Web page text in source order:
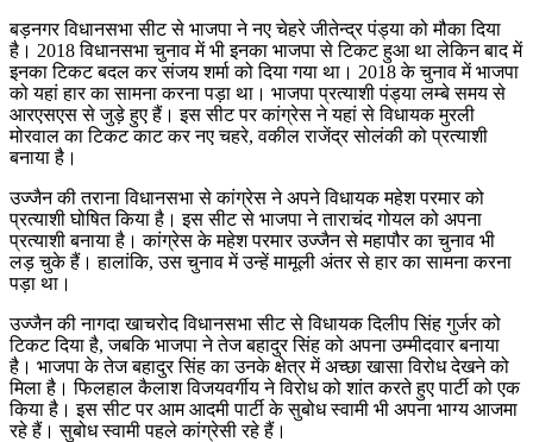
बड़नगर विधानसभा सीट से भाजपा ने नए चेहरे जीतेन्द्र पंड्या को मौका दिया
है। 2018 विधानसभा चुनाव में भी इनका भाजपा से टिकट हुआ था लेकिन बाद में
इनका टिकट बदल कर संजय शर्मा को दिया गया था। 2018 के चुनाव में भाजपा
को यहां हार का सामना करना पड़ा था। भाजपा प्रत्याशी पंड्या लम्बे समय से
आरएसएस से जुड़े हुए हैं। इस सीट पर कांग्रेस ने यहां से विधायक मुरली
मोरवाल का टिकट काट कर नए चहरे, वकील राजेंद्र सोलंकी को प्रत्याशी
बनाया है।
उज्जैन की तराना विधानसभा से कांग्रेस ने अपने विधायक महेश परमार को
प्रत्याशी घोषित किया है। इस सीट से भाजपा ने ताराचंद गोयल को अपना
प्रत्याशी बनाया है। कांग्रेस के महेश परमार उज्जैन से महापौर का चुनाव भी
लड़ चुके हैं। हालांकि, उस चुनाव में उन्हें मामूली अंतर से हार का सामना करना
पड़ा था।
उज्जैन की नागदा खाचरोद विधानसभा सीट से विधायक दिलीप सिंह गुर्जर को
टिकट दिया है, जबकि भाजपा ने तेज बहादुर सिंह को अपना उम्मीदवार बनाया
है। भाजपा के तेज बहादुर सिंह का उनके क्षेत्र में अच्छा खासा विरोध देखने को
मिला है। फिलहाल कैलाश विजयवर्गीय ने विरोध को शांत करते हुए पार्टी को एक
किया है। इस सीट पर आम आदमी पार्टी के सुबोध स्वामी भी अपना भाग्य आजमा
रहे हैं। सुबोध स्वामी पहले कांग्रेसी रहे हैं।